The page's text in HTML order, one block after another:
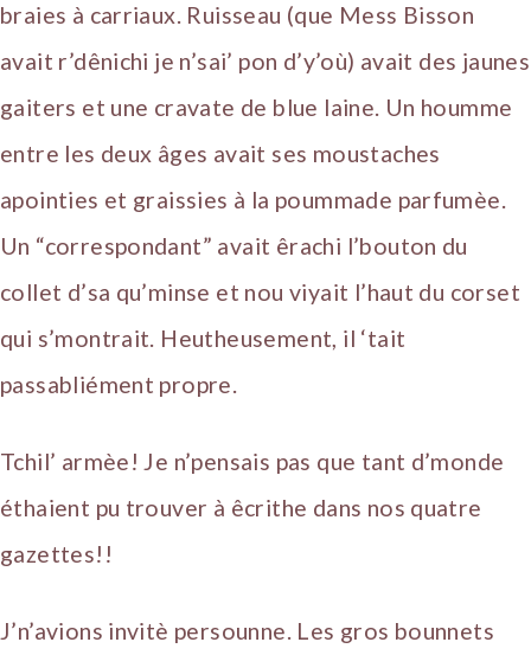
braies à carriaux. Ruisseau (que Mess Bisson
avait r’dênichi je n’sai’ pon d’y’où) avait des jaunes
gaiters et une cravate de blue laine. Un houmme
entre les deux âges avait ses moustaches
apointies et graissies à la poummade parfumèe.
Un “correspondant” avait êrachi l’bouton du
collet d’sa qu’minse et nou viyait l’haut du corset
qui s’montrait. Heutheusement, il ‘tait
passabliément propre.
Tchil’ armèe! Je n’pensais pas que tant d’monde
éthaient pu trouver à êcrithe dans nos quatre
gazettes!!
J’n’avions invitè persounne. Les gros bounnets